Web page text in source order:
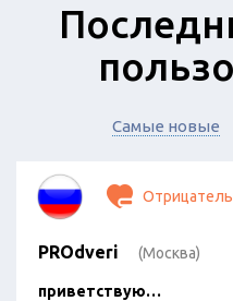
Самые новые
PROdveri (Москва)
приветствую…